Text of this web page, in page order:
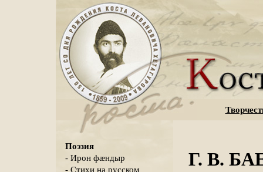
Поэзия
- Ирон фæндыр
- Стихи на русском
Г. В.